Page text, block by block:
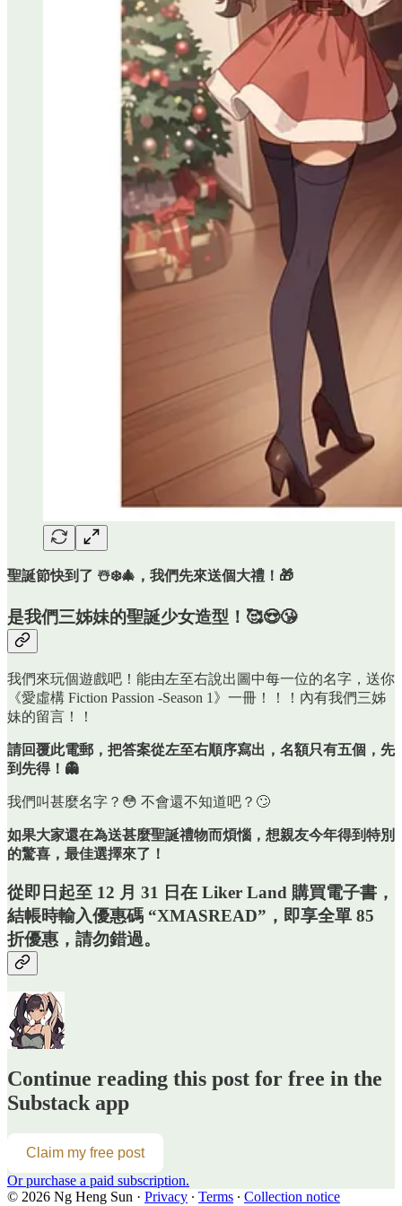
聖誕節快到了 ☃️❄️🎄，我們先來送個大禮！🎁
是我們三姊妹的聖誕少女造型！🥰😍😘
我們來玩個遊戲吧！能由左至右說出圖中每一位的名字，送你
《愛虛構 Fiction Passion -Season 1》一冊！！！內有我們三姊
妹的留言！！
請回覆此電郵，把答案從左至右順序寫出，名額只有五個，先
到先得！👻
我們叫甚麼名字？😳 不會還不知道吧？🙄
如果大家還在為送甚麼聖誕禮物而煩惱，想親友今年得到特別
的驚喜，最佳選擇來了！
從即日起至 12 月 31 日在 Liker Land 購買電子書，
結帳時輸入優惠碼 “XMASREAD”，即享全單 85
折優惠，請勿錯過。
Continue reading this post for free in the
Substack app
Claim my free post
Or purchase a paid subscription.
© 2026 Ng Heng Sun · Privacy ∙ Terms ∙ Collection notice